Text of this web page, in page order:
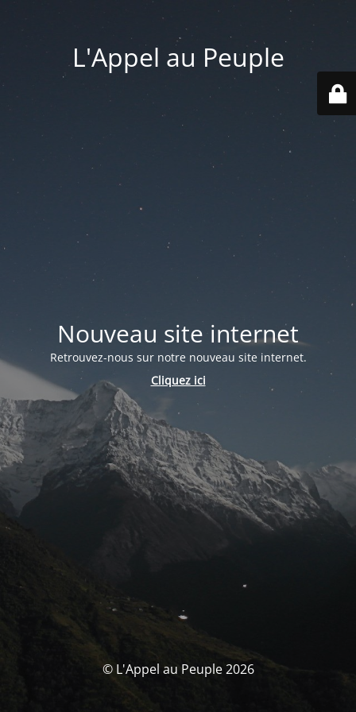
L'Appel au Peuple
Nouveau site internet
Retrouvez-nous sur notre nouveau site internet.
Cliquez ici
© L'Appel au Peuple 2026